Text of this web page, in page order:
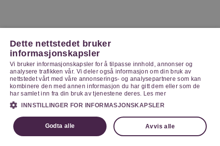
Dette nettstedet bruker
informasjonskapsler
Vi bruker informasjonskapsler for å tilpasse innhold, annonser og
analysere trafikken vår. Vi deler også informasjon om din bruk av
nettstedet vårt med våre annonserings- og analysepartnere som kan
kombinere den med annen informasjon du har gitt dem eller som de
har samlet inn fra din bruk av tjenestene deres. Les mer
INNSTILLINGER FOR INFORMASJONSKAPSLER
Godta alle Avvis alle